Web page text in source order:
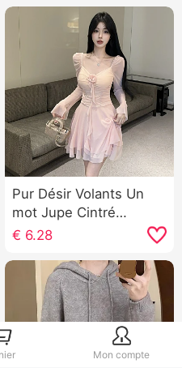
Pur Désir Volants Un
mot Jupe Cintré
Amincissant Bretelles
Irrégulier Mini-jupe
€ 6.28
Mon compte